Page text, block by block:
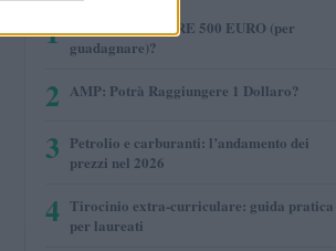
1
COME INVESTIRE 500 EURO (per
guadagnare)?
2 AMP: Potrà Raggiungere 1 Dollaro?
3 Petrolio e carburanti: l’andamento dei
prezzi nel 2026
4 Tirocinio extra-curriculare: guida pratica
per laureati